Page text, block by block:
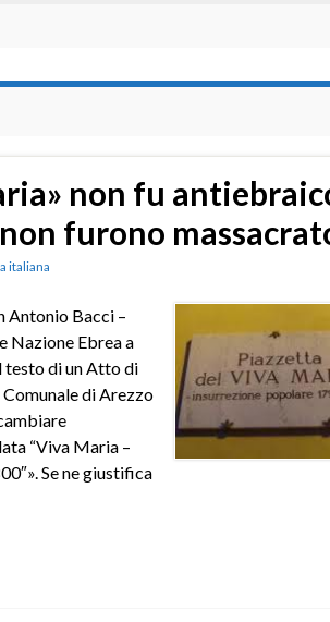
non fu
furono
italiana
Antonio Bacci –
Nazione Ebrea a
testo di un Atto di
di Arezzo
“Viva Maria –
Se ne giustifica